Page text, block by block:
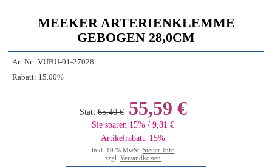
MEEKER ARTERIENKLEMME
GEBOGEN 28,0CM
Art.Nr.: VUBU-01-27028
Rabatt: 15.00%
Statt 65,40 €55,59 €
Sie sparen 15% / 9,81 €
Artikelrabatt: 15%
inkl. 19 % MwSt. Steuer-Info
zzgl. Versandkosten